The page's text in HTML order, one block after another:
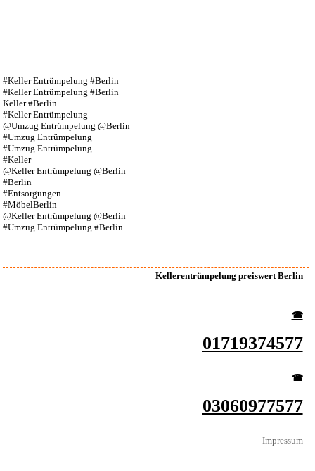
#Keller Entrümpelung #Berlin
#Keller Entrümpelung #Berlin
Keller #Berlin
#Keller Entrümpelung
@Umzug Entrümpelung @Berlin
#Umzug Entrümpelung
#Umzug Entrümpelung
#Keller
@Keller Entrümpelung @Berlin
#Berlin
#Entsorgungen
#MöbelBerlin
@Keller Entrümpelung @Berlin
#Umzug Entrümpelung #Berlin
Kellerentrümpelung preiswert Berlin
☎︎
01719374577
☎︎
03060977577
Impressum